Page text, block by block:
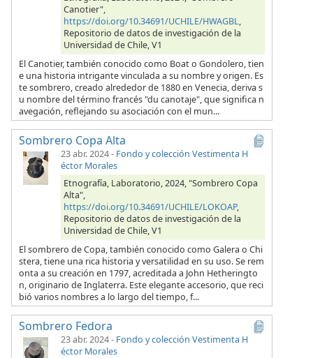
Canotier",
https://doi.org/10.34691/UCHILE/HWAGBL,
Repositorio de datos de investigación de la
Universidad de Chile, V1
El Canotier, también conocido como Boat o Gondolero, tien
e una historia intrigante vinculada a su nombre y origen. Es
te sombrero, creado alrededor de 1880 en Venecia, deriva s
u nombre del término francés "du canotaje", que significa n
avegación, reflejando su asociación con el mun...
Sombrero Copa Alta
23 abr. 2024- Fondo y colección Vestimenta H
éctor Morales
Etnografía, Laboratorio, 2024, "Sombrero Copa
Alta",
https://doi.org/10.34691/UCHILE/LOKOAP,
Repositorio de datos de investigación de la
Universidad de Chile, V1
El sombrero de Copa, también conocido como Galera o Chi
stera, tiene una rica historia y versatilidad en su uso. Se rem
onta a su creación en 1797, acreditada a John Hetheringto
n, originario de Inglaterra. Este elegante accesorio, que reci
bió varios nombres a lo largo del tiempo, f...
Sombrero Fedora
23 abr. 2024- Fondo y colección Vestimenta H
éctor Morales